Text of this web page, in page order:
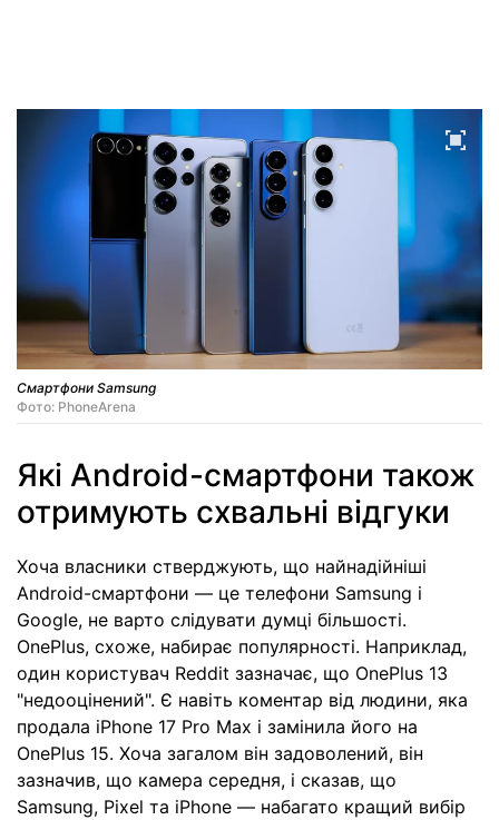
Смартфони Samsung
Фото: PhoneArena
Які Android-смартфони також
отримують схвальні відгуки
Хоча власники стверджують, що найнадійніші
Android-смартфони — це телефони Samsung і
Google, не варто слідувати думці більшості.
OnePlus, схоже, набирає популярності. Наприклад,
один користувач Reddit зазначає, що OnePlus 13
"недооцінений". Є навіть коментар від людини, яка
продала iPhone 17 Pro Max і замінила його на
OnePlus 15. Хоча загалом він задоволений, він
зазначив, що камера середня, і сказав, що
Samsung, Pixel та iPhone — набагато кращий вибір